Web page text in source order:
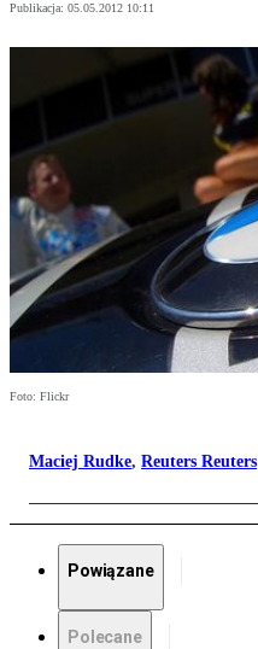
Publikacja: 05.05.2012 10:11
Foto: Flickr
Maciej Rudke, Reuters Reuters
Powiązane
Polecane